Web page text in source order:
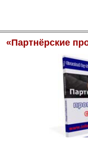
«Партнёрские